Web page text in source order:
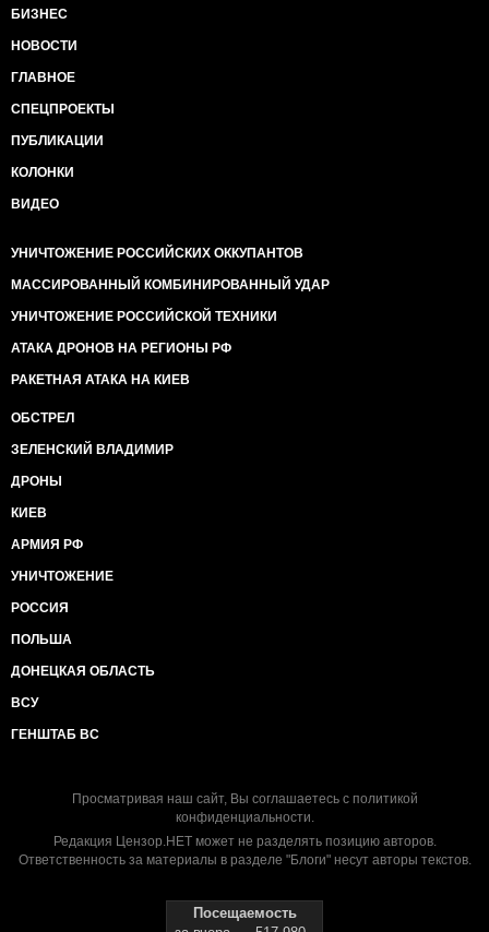
БИЗНЕС
НОВОСТИ
ГЛАВНОЕ
СПЕЦПРОЕКТЫ
ПУБЛИКАЦИИ
КОЛОНКИ
ВИДЕО
УНИЧТОЖЕНИЕ РОССИЙСКИХ ОККУПАНТОВ
МАССИРОВАННЫЙ КОМБИНИРОВАННЫЙ УДАР
УНИЧТОЖЕНИЕ РОССИЙСКОЙ ТЕХНИКИ
АТАКА ДРОНОВ НА РЕГИОНЫ РФ
РАКЕТНАЯ АТАКА НА КИЕВ
ОБСТРЕЛ
ЗЕЛЕНСКИЙ ВЛАДИМИР
ДРОНЫ
КИЕВ
АРМИЯ РФ
УНИЧТОЖЕНИЕ
РОССИЯ
ПОЛЬША
ДОНЕЦКАЯ ОБЛАСТЬ
ВСУ
ГЕНШТАБ ВС
Просматривая наш сайт, Вы соглашаетесь с политикой
конфиденциальности.
Редакция Цензор.НЕТ может не разделять позицию авторов.
Ответственность за материалы в разделе "Блоги" несут авторы текстов.
Посещаемость